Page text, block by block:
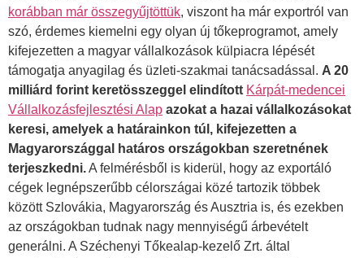
korábban már összegyűjtöttük, viszont ha már exportról van
szó, érdemes kiemelni egy olyan új tőkeprogramot, amely
kifejezetten a magyar vállalkozások külpiacra lépését
támogatja anyagilag és üzleti-szakmai tanácsadással. A 20
milliárd forint keretösszeggel elindított Kárpát-medencei
Vállalkozásfejlesztési Alap azokat a hazai vállalkozásokat
keresi, amelyek a határainkon túl, kifejezetten a
Magyarországgal határos országokban szeretnének
terjeszkedni.A felmérésből is kiderül, hogy az exportáló
cégek legnépszerűbb célországai közé tartozik többek
között Szlovákia, Magyarország és Ausztria is, és ezekben
az országokban tudnak nagy mennyiségű árbevételt
generálni. A Széchenyi Tőkealap-kezelő Zrt. által